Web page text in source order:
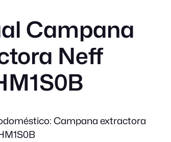
Campana
Neff
Campana extractora